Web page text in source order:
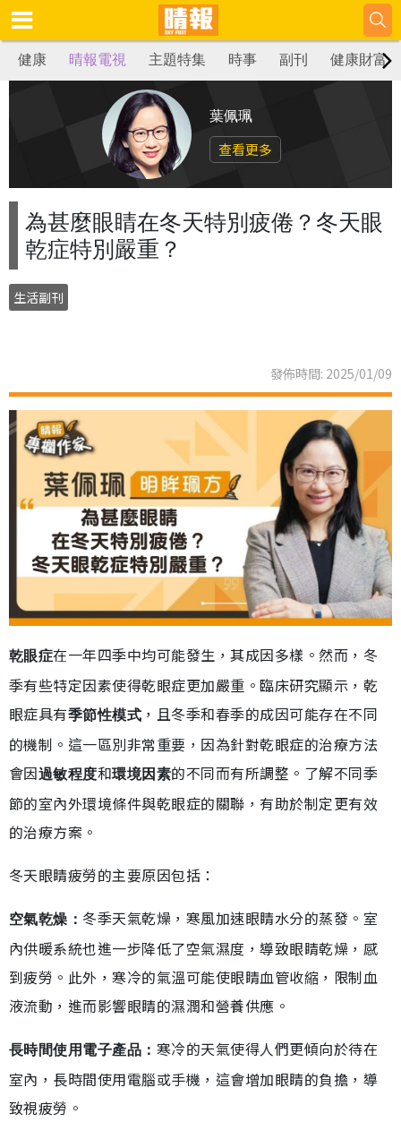
健康 晴報電視 主題特集 時事 副刊 健康財富
葉佩珮
查看更多
為甚麼眼睛在冬天特別疲倦？冬天眼
乾症特別嚴重？
生活副刊
發佈時間: 2025/01/09
乾眼症在一年四季中均可能發生，其成因多樣。然而，冬
季有些特定因素使得乾眼症更加嚴重。臨床研究顯示，乾
眼症具有季節性模式 ，且冬季和春季的成因可能存在不同
的機制。這一區別非常重要，因為針對乾眼症的治療方法
會因過敏程度和環境因素的不同而有所調整。了解不同季
節的室內外環境條件與乾眼症的關聯，有助於制定更有效
的治療方案。
冬天眼睛疲勞的主要原因包括：
空氣乾燥：冬季天氣乾燥，寒風加速眼睛水分的蒸發。室
內供暖系統也進一步降低了空氣濕度，導致眼睛乾燥，感
到疲勞。此外，寒冷的氣溫可能使眼睛血管收縮，限制血
液流動，進而影響眼睛的濕潤和營養供應。
長時間使用電子產品： 寒冷的天氣使得人們更傾向於待在
室內，長時間使用電腦或手機，這會增加眼睛的負擔，導
致視疲勞。